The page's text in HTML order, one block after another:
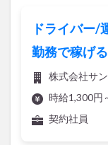
ドライバー/
勤務で稼げ
株式会社サ
時給1,300円
契約社員
ジャマイカ料理
スタバ
セ
チキンカレー
トキハ本店
ハンバーグ